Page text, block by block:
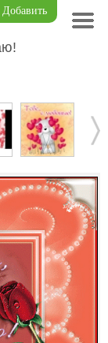
Добавить